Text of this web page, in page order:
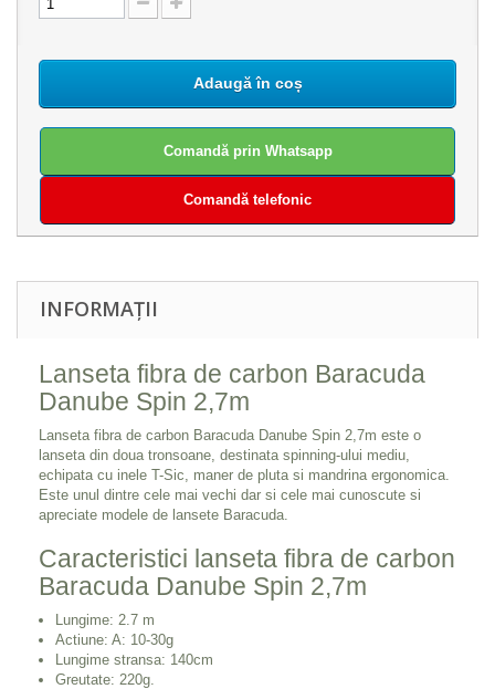
Adaugă în coș
Comandă prin Whatsapp
Comandă telefonic
INFORMAȚII
Lanseta fibra de carbon Baracuda
Danube Spin 2,7m
Lanseta fibra de carbon Baracuda Danube Spin 2,7m este o
lanseta din doua tronsoane, destinata spinning-ului mediu,
echipata cu inele T-Sic, maner de pluta si mandrina ergonomica.
Este unul dintre cele mai vechi dar si cele mai cunoscute si
apreciate modele de lansete Baracuda.
Caracteristici lanseta fibra de carbon
Baracuda Danube Spin 2,7m
Lungime: 2.7 m
Actiune: A: 10-30g
Lungime stransa: 140cm
Greutate: 220g.